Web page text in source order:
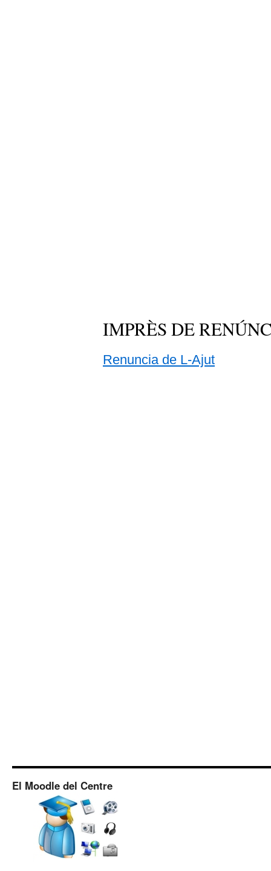
IMPRÈS DE
Renuncia de L-Ajut
El Moodle del Centre